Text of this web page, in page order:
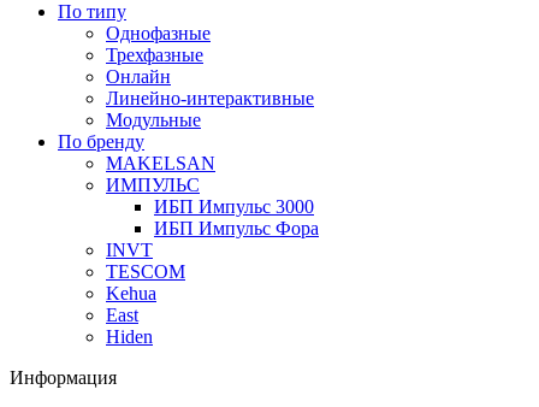
По типу
Однофазные
Трехфазные
Онлайн
Линейно-интерактивные
Модульные
По бренду
MAKELSAN
ИМПУЛЬС
ИБП Импульс 3000
ИБП Импульс Фора
INVT
TESCOM
Kehua
East
Hiden
Информация